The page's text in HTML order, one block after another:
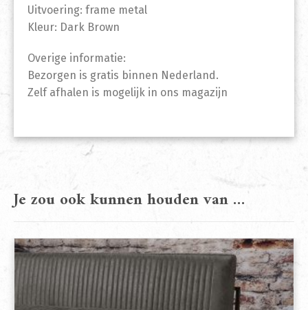
Uitvoering: frame metal
Kleur: Dark Brown
Overige informatie:
Bezorgen is gratis binnen Nederland.
Zelf afhalen is mogelijk in ons magazijn
Je zou ook kunnen houden van …